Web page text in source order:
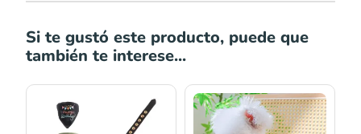
Si te gustó este producto, puede que
también te interese...
precios:
Rango
de
precios: